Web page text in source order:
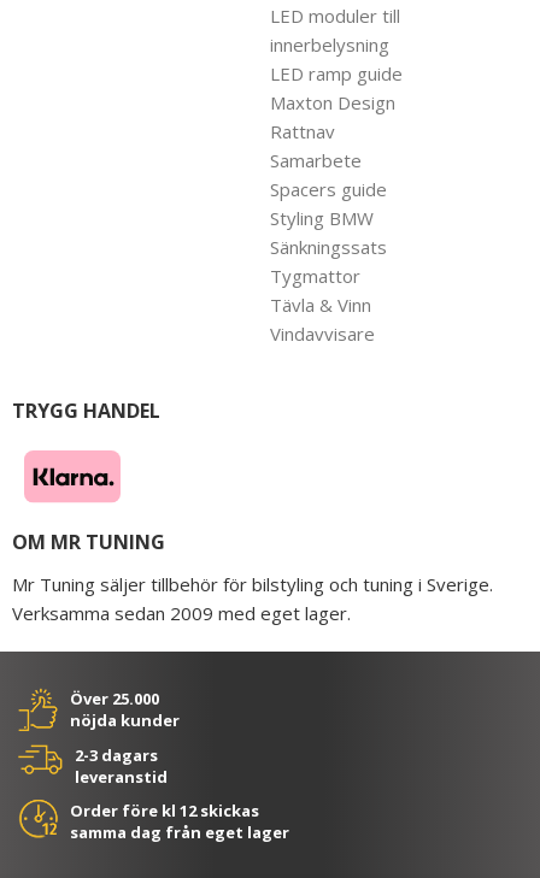
LED moduler till
innerbelysning
LED ramp guide
Maxton Design
Rattnav
Samarbete
Spacers guide
Styling BMW
Sänkningssats
Tygmattor
Tävla & Vinn
Vindavvisare
TRYGG HANDEL
OM MR TUNING
Mr Tuning säljer tillbehör för bilstyling och tuning i Sverige.
Verksamma sedan 2009 med eget lager.
Över 25.000
nöjda kunder
2-3 dagars
leveranstid
Order före kl 12 skickas
samma dag från eget lager